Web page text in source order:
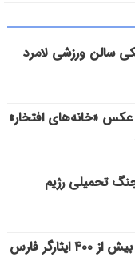
سالن ورزشی لامرد
«خانه‌های افتخار»
تحمیلی رژیم
رسیدگی به مشکلات حقوقی بیش از ۴۰۰ ایثارگر فارس